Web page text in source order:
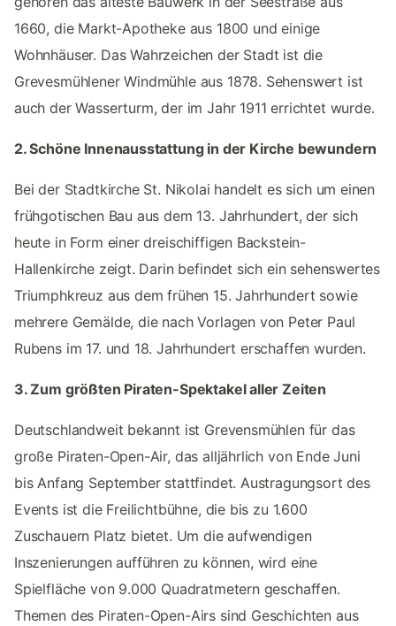
1660, die Markt-Apotheke aus 1800 und einige
Wohnhäuser. Das Wahrzeichen der Stadt ist die
Grevesmühlener Windmühle aus 1878. Sehenswert ist
auch der Wasserturm, der im Jahr 1911 errichtet wurde.
2. Schöne Innenausstattung in der Kirche bewundern
Bei der Stadtkirche St. Nikolai handelt es sich um einen
frühgotischen Bau aus dem 13. Jahrhundert, der sich
heute in Form einer dreischiffigen Backstein-
Hallenkirche zeigt. Darin befindet sich ein sehenswertes
Triumphkreuz aus dem frühen 15. Jahrhundert sowie
mehrere Gemälde, die nach Vorlagen von Peter Paul
Rubens im 17. und 18. Jahrhundert erschaffen wurden.
3. Zum größten Piraten-Spektakel aller Zeiten
Deutschlandweit bekannt ist Grevensmühlen für das
große Piraten-Open-Air, das alljährlich von Ende Juni
bis Anfang September stattfindet. Austragungsort des
Events ist die Freilichtbühne, die bis zu 1.600
Zuschauern Platz bietet. Um die aufwendigen
Inszenierungen aufführen zu können, wird eine
Spielfläche von 9.000 Quadratmetern geschaffen.
Themen des Piraten-Open-Airs sind Geschichten aus